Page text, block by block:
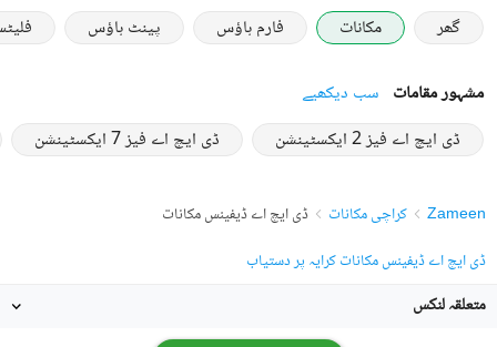
گھر
مکانات فارم ہاؤس پینٹ ہاؤس
مشہور مقامات سب دیکھیے
ڈی ایچ اے فیز 2 ایکسٹینشن
ڈی ایچ اے فیز 7 ایکسٹینشن
Zameen کراچی مکانات
ڈی ایچ اے ڈیفینس مکانات
ڈی ایچ اے ڈیفینس مکانات کرایہ پر دستیاب
متعلقہ لنکس